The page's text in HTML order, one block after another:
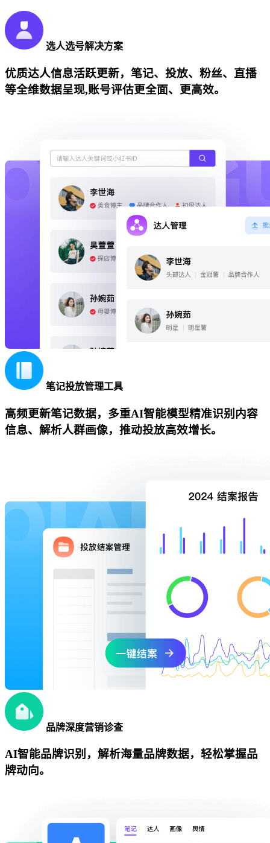
选人选号解决方案
优质达人信息活跃更新，笔记、投放、粉丝、直播
等全维数据呈现,账号评估更全面、更高效。
笔记投放管理工具
高频更新笔记数据，多重AI智能模型精准识别内容
信息、解析人群画像，推动投放高效增长。
品牌深度营销诊查
AI智能品牌识别，解析海量品牌数据，轻松掌握品
牌动向。